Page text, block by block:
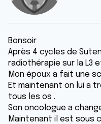
Bonsoir
Après 4 cycles de
radiothérapie sur la L3
Mon époux a fait une
Et maintenant on lui a
tous les os .
Son oncologue a
Maintenant il est sous